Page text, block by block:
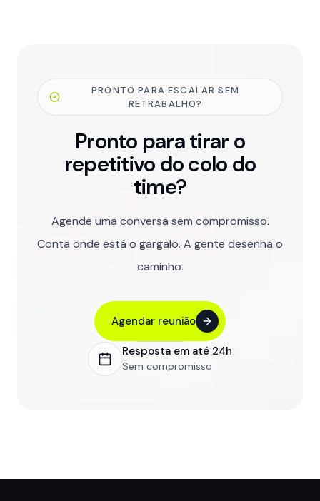
PRONTO PARA ESCALAR SEM
RETRABALHO?
Pronto para tirar o
repetitivo do colo do
time?
Agende uma conversa sem compromisso.
Conta onde está o gargalo. A gente desenha o
caminho.
Agendar reunião
Resposta em até 24h
Sem compromisso